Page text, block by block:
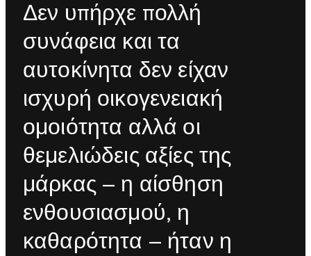
Δεν υπήρχε πολλή
συνάφεια και τα
αυτοκίνητα δεν είχαν
ισχυρή οικογενειακή
ομοιότητα αλλά οι
θεμελιώδεις αξίες της
μάρκας – η αίσθηση
ενθουσιασμού, η
καθαρότητα – ήταν η